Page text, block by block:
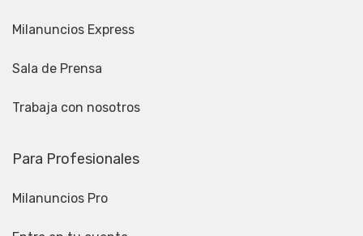
Milanuncios Express
Sala de Prensa
Trabaja con nosotros
Para Profesionales
Milanuncios Pro